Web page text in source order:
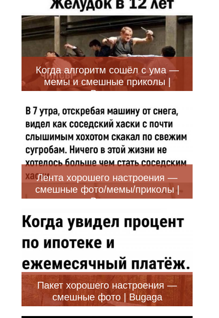
Когда алгоритм сошёл с ума —
мемы и смешные приколы |
Bugaga
Лента хорошего настроения —
смешные фото/мемы/приколы |
Bugaga
Пакет хорошего настроения —
смешные фото | Bugaga